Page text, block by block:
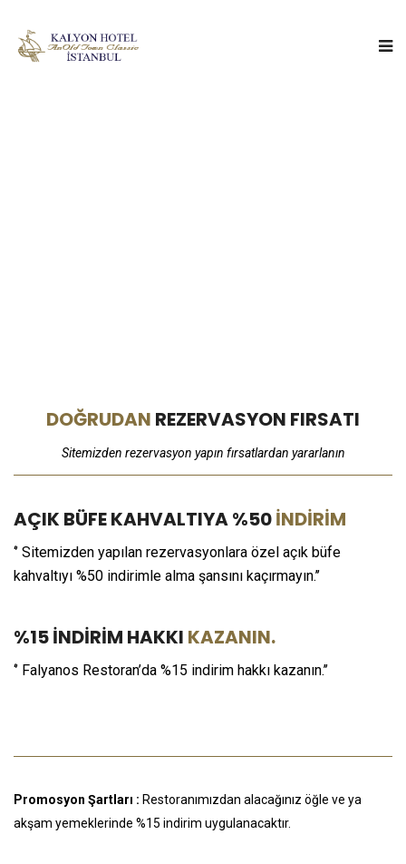
DOĞRUDAN REZERVASYON FIRSATI
Sitemizden rezervasyon yapın fırsatlardan yararlanın
AÇIK BÜFE KAHVALTIYA %50INDIRIM
‘’ Sitemizden yapılan rezervasyonlara özel açık büfe
kahvaltıyı %50 indirimle alma şansını kaçırmayın.’’
%15 INDIRIM HAKKI KAZANIN.
‘’ Falyanos Restoran’da %15 indirim hakkı kazanın.’’
Promosyon Şartları : Restoranımızdan alacağınız öğle ve ya
akşam yemeklerinde %15 indirim uygulanacaktır.